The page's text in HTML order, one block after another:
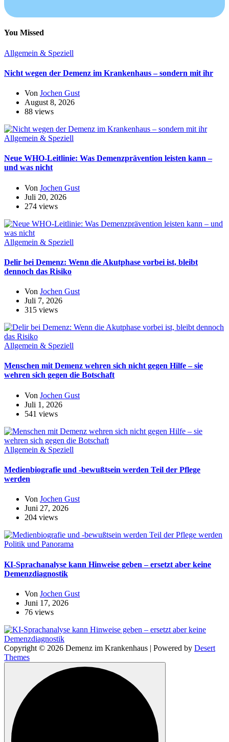
You Missed
Allgemein & Speziell
Nicht wegen der Demenz im Krankenhaus – sondern mit ihr
Von Jochen Gust
August 8, 2026
88 views
Allgemein & Speziell
Neue WHO-Leitlinie: Was Demenzprävention leisten kann –
und was nicht
Von Jochen Gust
Juli 20, 2026
274 views
Allgemein & Speziell
Delir bei Demenz: Wenn die Akutphase vorbei ist, bleibt
dennoch das Risiko
Von Jochen Gust
Juli 7, 2026
315 views
Allgemein & Speziell
Menschen mit Demenz wehren sich nicht gegen Hilfe – sie
wehren sich gegen die Botschaft
Von Jochen Gust
Juli 1, 2026
541 views
Allgemein & Speziell
Medienbiografie und -bewußtsein werden Teil der Pflege
werden
Von Jochen Gust
Juni 27, 2026
204 views
Politik und Panorama
KI-Sprachanalyse kann Hinweise geben – ersetzt aber keine
Demenzdiagnostik
Von Jochen Gust
Juni 17, 2026
76 views
Copyright © 2026 Demenz im Krankenhaus | Powered by Desert
Themes